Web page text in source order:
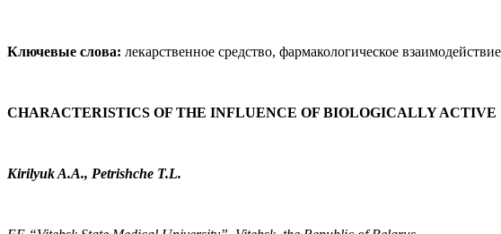
Ключевые слова: лекарственное средство, фармакологическое
CHARACTERISTICS OF THE INFLUENCE OF BIOLOGICALLY ACTIVE
Kirilyuk A.A., Petrishche T.L.